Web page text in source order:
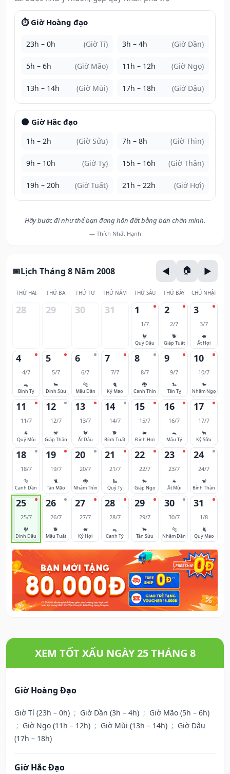
⏱️ Giờ Hoàng đạo
23h – 0h (Giờ Tí) 3h – 4h (Giờ Dần)
5h – 6h (Giờ Mão) 11h – 12h (Giờ Ngọ)
13h – 14h (Giờ Mùi) 17h – 18h (Giờ Dậu)
🌑 Giờ Hắc đạo
1h – 2h (Giờ Sửu) 7h – 8h (Giờ Thìn)
9h – 10h (Giờ Tỵ) 15h – 16h (Giờ Thân)
19h – 20h (Giờ Tuất) 21h – 22h (Giờ Hợi)
Hãy bước đi như thể bạn đang hôn đất bằng bàn chân mình.
— Thích Nhất Hạnh
Lịch Tháng 8 Năm 2008
THỨ HAI THỨ BA THỨ TƯ THỨ NĂM THỨ SÁU THỨ BẢY CHỦ NHẬT
28 29 30 31 1
1/7
🐓
Quý Dậu
2
2/7
🐕
Giáp Tuất
3
3/7
🐖
Ất Hợi
4
4/7
🐀
Bính Tý
5
5/7
🐂
Đinh Sửu
6
6/7
🐅
Mậu Dần
7
7/7
🐈
Kỷ Mão
8
8/7
🐉
Canh Thìn
9
9/7
🐍
Tân Tỵ
10
10/7
🐎
Nhâm Ngọ
11
11/7
🐐
Quý Mùi
12
12/7
🐒
Giáp Thân
13
13/7
🐓
Ất Dậu
14
14/7
🐕
Bính Tuất
15
15/7
🐖
Đinh Hợi
16
16/7
🐀
Mậu Tý
17
17/7
🐂
Kỷ Sửu
18
18/7
🐅
Canh Dần
19
19/7
🐈
Tân Mão
20
20/7
🐉
Nhâm Thìn
21
21/7
🐍
Quý Tỵ
22
22/7
🐎
Giáp Ngọ
23
23/7
🐐
Ất Mùi
24
24/7
🐒
Bính Thân
25
25/7
🐓
Đinh Dậu
26
26/7
🐕
Mậu Tuất
27
27/7
🐖
Kỷ Hợi
28
28/7
🐀
Canh Tý
29
29/7
🐂
Tân Sửu
30
30/7
🐅
Nhâm Dần
31
1/8
🐈
Quý Mão
XEM TỐT XẤU NGÀY 25 THÁNG 8
Giờ Hoàng Đạo
Giờ Tí (23h – 0h) ; Giờ Dần (3h – 4h) ; Giờ Mão (5h – 6h)
; Giờ Ngọ (11h – 12h) ; Giờ Mùi (13h – 14h) ; Giờ Dậu
(17h – 18h)
Giờ Hắc Đạo